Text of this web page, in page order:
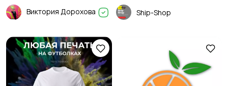
Виктория Дорохова Ship-Shop